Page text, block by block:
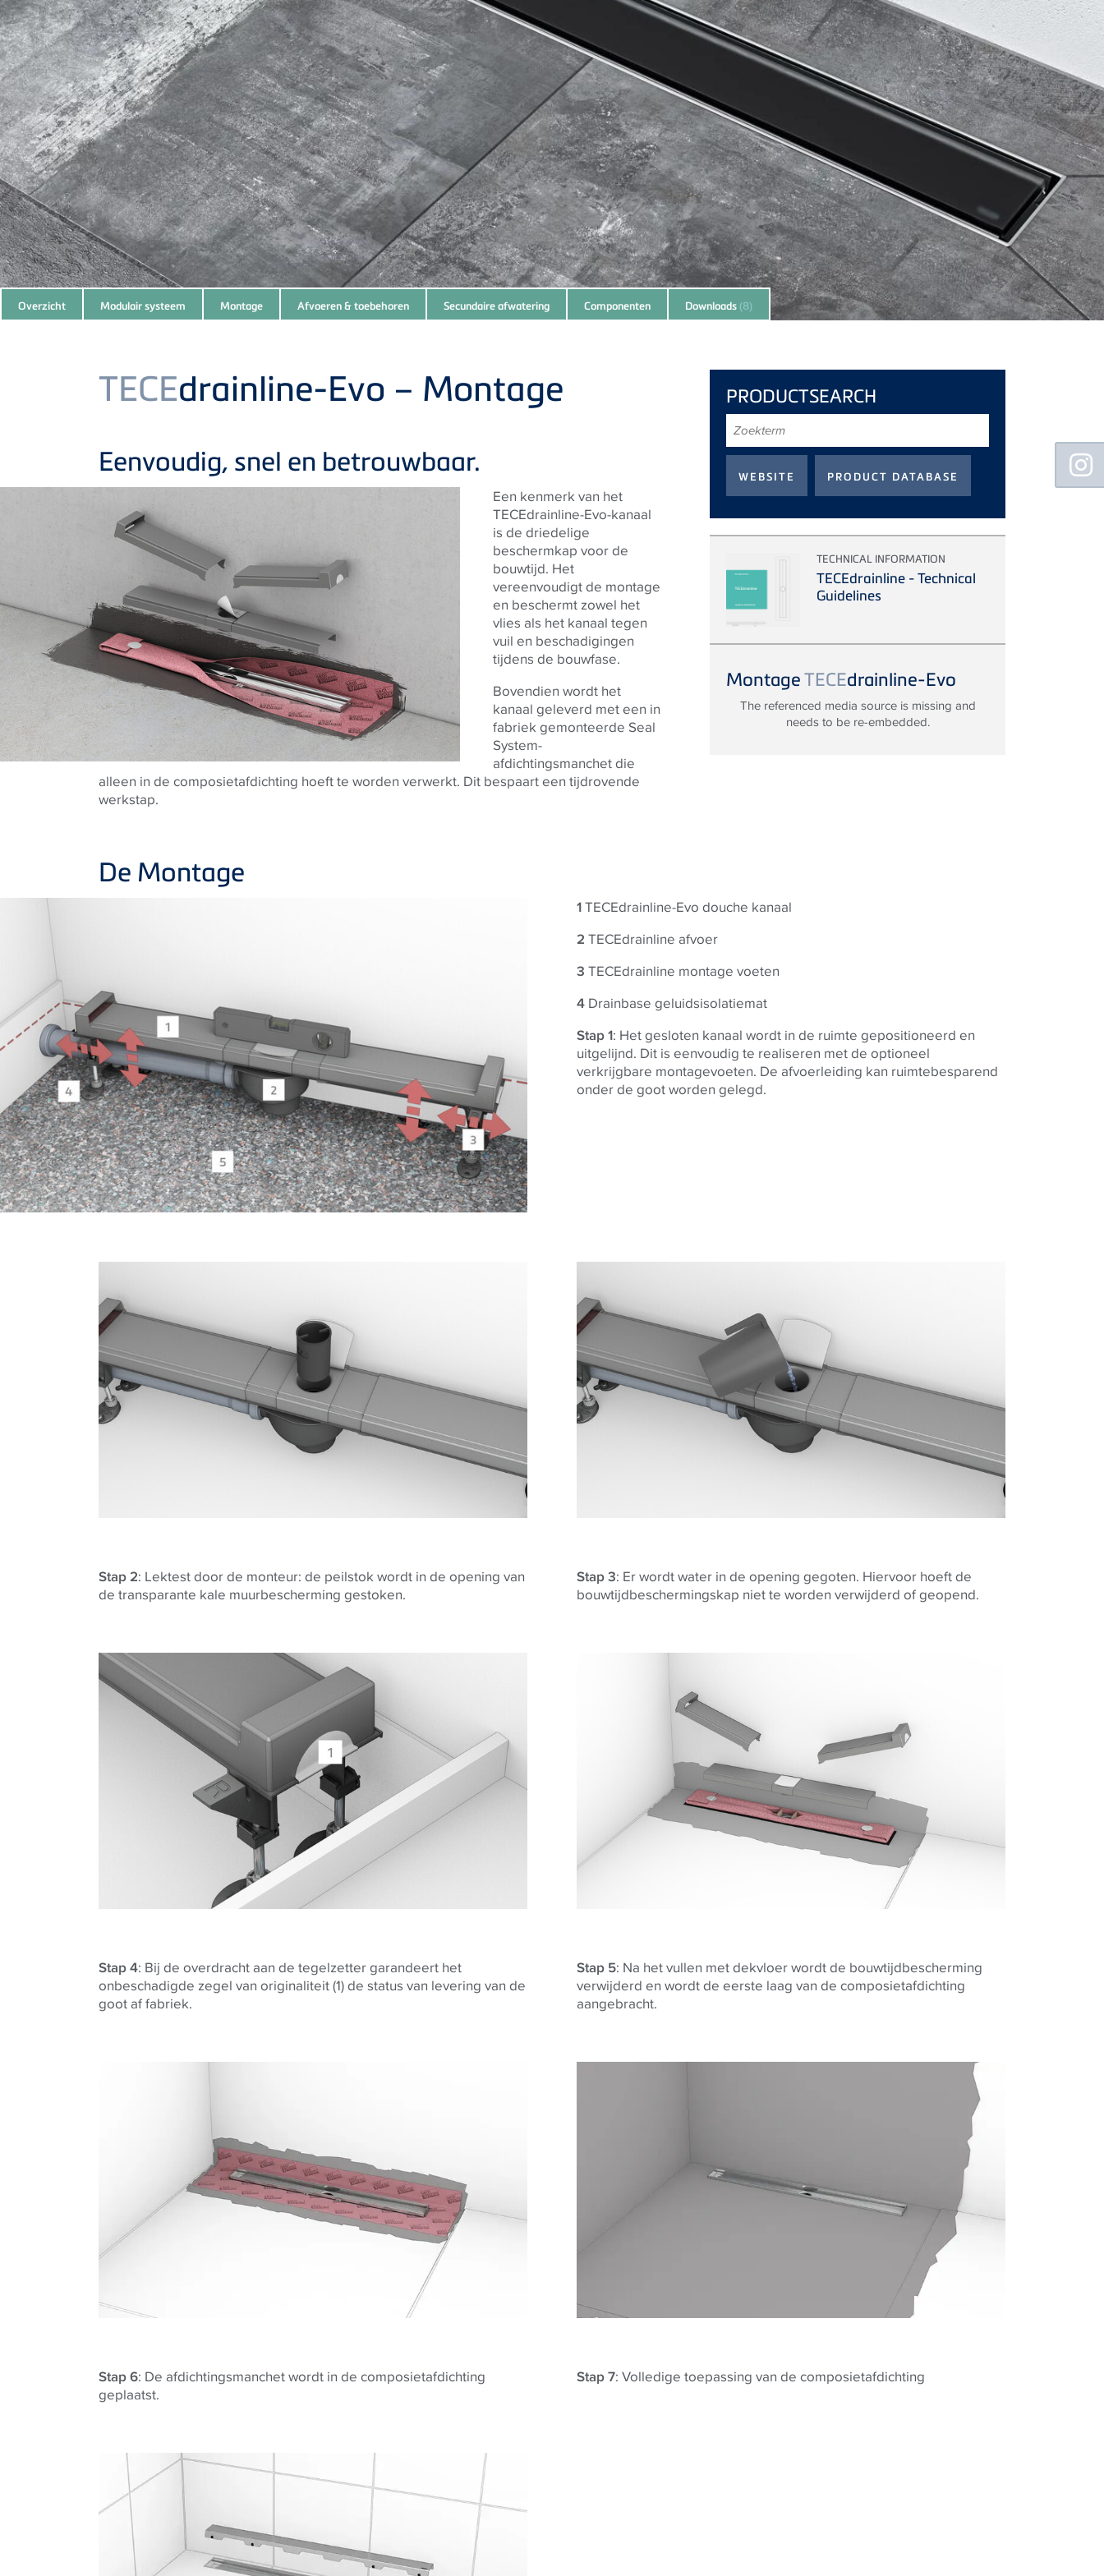
Subnavigation
of
Overzicht Modulair systeem Montage Afvoeren & toebehoren Secundaire afwatering Componenten Downloads (8)
TECEdrainline-Evo – Montage
Eenvoudig, snel en betrouwbaar.
Een kenmerk van het
TECEdrainline-Evo-kanaal
is de driedelige
beschermkap voor de
bouwtijd. Het
vereenvoudigt de montage
en beschermt zowel het
vlies als het kanaal tegen
vuil en beschadigingen
tijdens de bouwfase.
Bovendien wordt het
kanaal geleverd met een in
​​fabriek gemonteerde Seal
System-
afdichtingsmanchet die
alleen in de composietafdichting hoeft te worden verwerkt. Dit bespaart een tijdrovende
werkstap.
PRODUCTSEARCH
TECHNICAL INFORMATION
TECEdrainline - Technical
Guidelines
MontageTECEdrainline-Evo
The referenced media source is missing and
needs to be re-embedded.
De Montage
1TECEdrainline-Evo douche kanaal
2 TECEdrainline afvoer
3 TECEdrainline montage voeten
4 Drainbase geluidsisolatiemat
Stap 1: Het gesloten kanaal wordt in de ruimte gepositioneerd en
uitgelijnd. Dit is eenvoudig te realiseren met de optioneel
verkrijgbare montagevoeten. De afvoerleiding kan ruimtebesparend
onder de goot worden gelegd.
Stap 2: Lektest door de monteur: de peilstok wordt in de opening van
de transparante kale muurbescherming gestoken.
Stap 3: Er wordt water in de opening gegoten. Hiervoor hoeft de
bouwtijdbeschermingskap niet te worden verwijderd of geopend.
Stap 4: Bij de overdracht aan de tegelzetter garandeert het
onbeschadigde zegel van originaliteit (1) de status van levering van de
goot af fabriek.
Stap 5: Na het vullen met dekvloer wordt de bouwtijdbescherming
verwijderd en wordt de eerste laag van de composietafdichting
aangebracht.
Stap 6: De afdichtingsmanchet wordt in de composietafdichting
geplaatst.
Stap 7: Volledige toepassing van de composietafdichting
Floating